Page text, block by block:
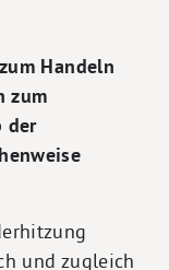
Handeln
zum
der
und zugleich